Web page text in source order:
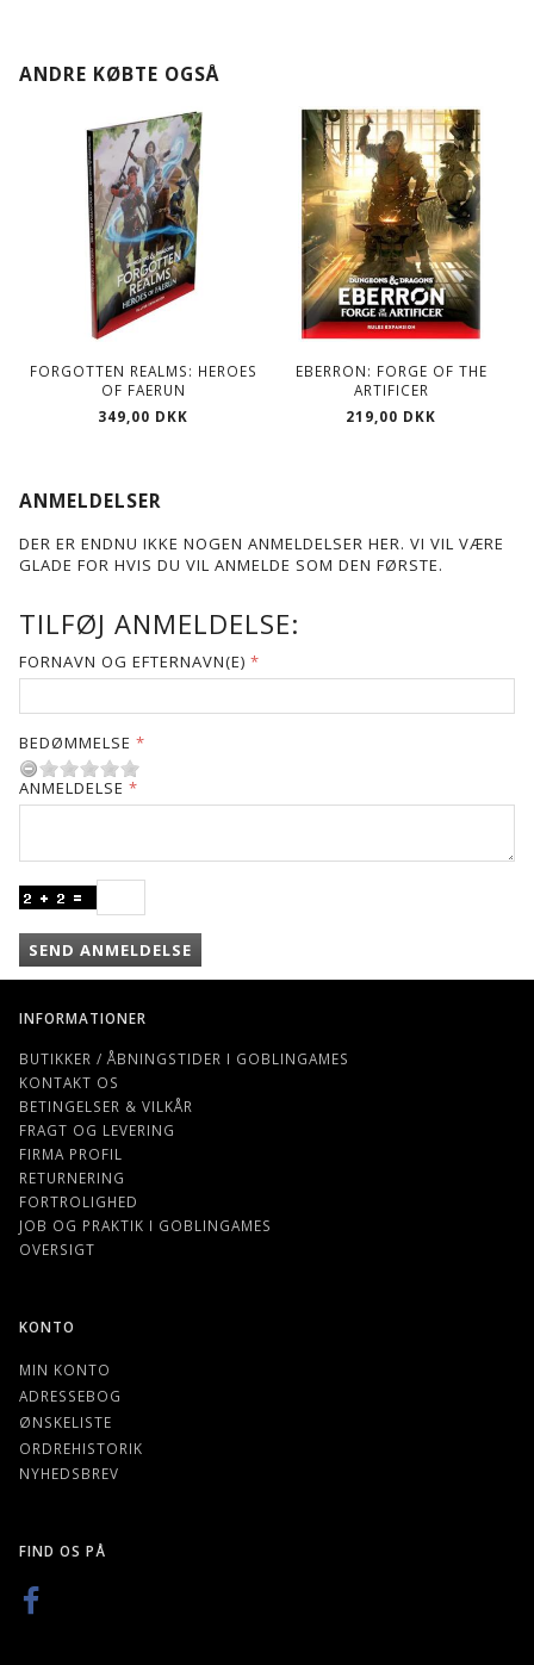
ANDRE KØBTE OGSÅ
FORGOTTEN REALMS: HEROES
OF FAERUN
349,00 DKK
EBERRON: FORGE OF THE
ARTIFICER
219,00 DKK
ANMELDELSER
DER ER ENDNU IKKE NOGEN ANMELDELSER HER. VI VIL VÆRE
GLADE FOR HVIS DU VIL ANMELDE SOM DEN FØRSTE.
TILFØJ ANMELDELSE:
FORNAVN OG EFTERNAVN(E)
BEDØMMELSE
ANMELDELSE
SEND ANMELDELSE
INFORMATIONER
BUTIKKER / ÅBNINGSTIDER I GOBLINGAMES
KONTAKT OS
BETINGELSER & VILKÅR
FRAGT OG LEVERING
FIRMA PROFIL
RETURNERING
FORTROLIGHED
JOB OG PRAKTIK I GOBLINGAMES
OVERSIGT
KONTO
MIN KONTO
ADRESSEBOG
ØNSKELISTE
ORDREHISTORIK
NYHEDSBREV
FIND OS PÅ